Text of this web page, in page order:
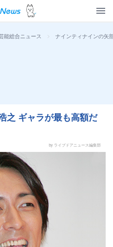
能総合ニュース > ナインティナインの矢
之 ギャラが最も高額だ
by ライブドアニュース編集部